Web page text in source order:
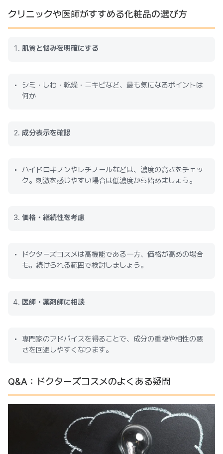
クリニックや医師がすすめる化粧品の選び方
肌質と悩みを明確にする
シミ・しわ・乾燥・ニキビなど、最も気になるポイントは
何か
成分表示を確認
ハイドロキノンやレチノールなどは、濃度の高さをチェッ
ク。刺激を感じやすい場合は低濃度から始めましょう。
価格・継続性を考慮
ドクターズコスメは高機能である一方、価格が高めの場合
も。続けられる範囲で検討しましょう。
医師・薬剤師に相談
専門家のアドバイスを得ることで、成分の重複や相性の悪
さを回避しやすくなります。
Q&A：ドクターズコスメのよくある疑問